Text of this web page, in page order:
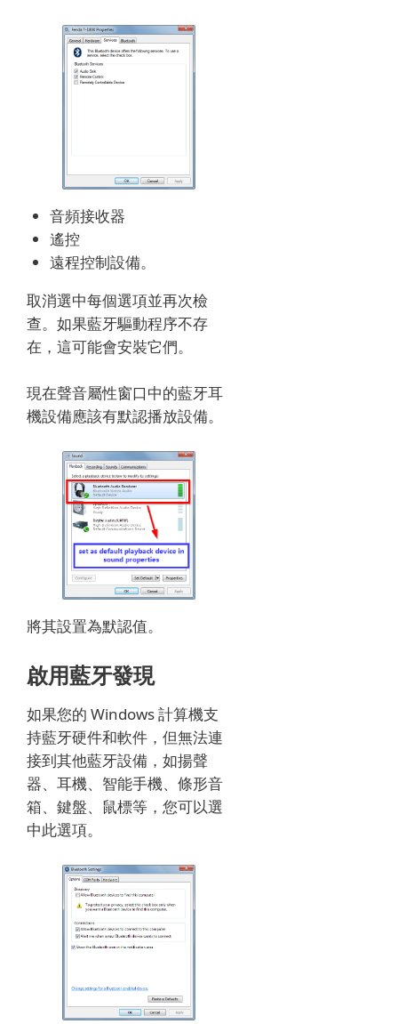
音頻接收器
遙控
遠程控制設備。
取消選中每個選項並再次檢
查。 如果藍牙驅動程序不存
在，這可能會安裝它們。
現在聲音屬性窗口中的藍牙耳
機設備應該有默認播放設備。
將其設置為默認值。
啟用藍牙發現
如果您的 Windows 計算機支
持藍牙硬件和軟件，但無法連
接到其他藍牙設備，如揚聲
器、耳機、智能手機、條形音
箱、鍵盤、鼠標等，您可以選
中此選項。